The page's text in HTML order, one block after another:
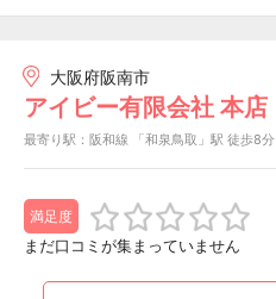
大阪府阪南市
アイビー有限会社 本店
最寄り駅：阪和線 「和泉鳥取」駅 徒歩8分
満足度
まだ口コミが集まっていません